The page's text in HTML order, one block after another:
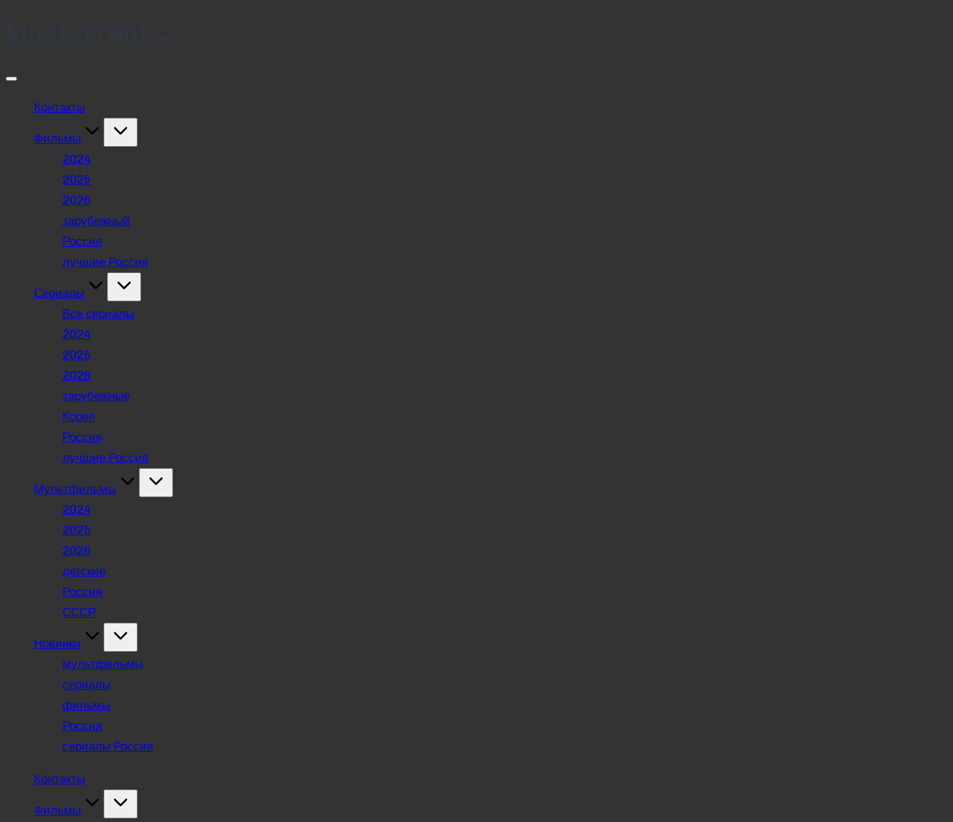
Контакты
Фильмы
2024
2025
2026
зарубежный
Россия
лучшие Россия
Сериалы
Все сериалы
2024
2025
2026
зарубежные
Корея
Россия
лучшие Россия
Мультфильмы
2024
2025
2026
детские
Россия
СССР
Новинки
мультфильмы
сериалы
фильмы
Россия
сериалы Россия
Контакты
Фильмы